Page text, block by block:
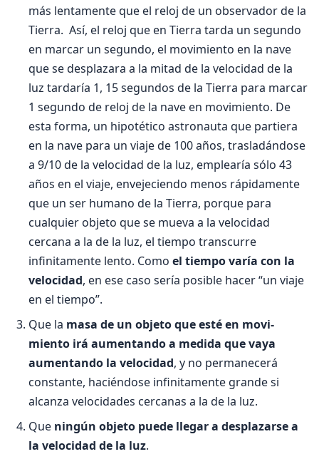
más lentamente que el reloj de un ob­servador de la
Tierra. Así, el reloj que en Tierra tarda un segundo
en marcar un segundo, el movi­miento en la nave
que se desplazara a la mitad de la velocidad de la
luz tardaría 1, 15 segundos de la Tierra para marcar
1 segundo de reloj de la nave en movimiento. De
esta forma, un hipotético as­tronauta que partiera
en la nave para un viaje de 100 años, trasladándose
a 9/10 de la velocidad de la luz, emplearía sólo 43
años en el viaje, enveje­ciendo menos rápidamente
que un ser humano de la Tierra, porque para
cualquier objeto que se mueva a la velocidad
cercana a la de la luz, el tiempo transcurre
infinitamente lento. Como el tiempo varía con la
velocidad, en ese caso sería posible hacer “un viaje
en el tiempo”.
Que la masa de un objeto que esté en movi­
miento irá aumentando a medida que vaya
aumentando la velocidad, y no permanecerá
constante, haciéndose infinitamente grande si
alcanza velocidades cercanas a la de la luz.
Que ningún objeto puede llegar a desplazar­se a
la velocidad de la luz.